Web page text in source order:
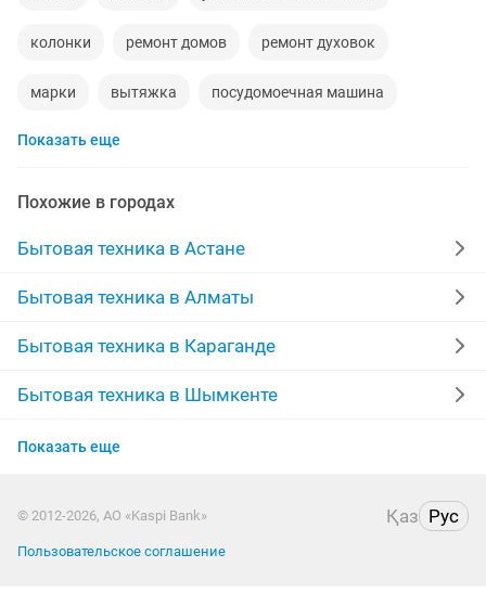
колонки ремонт домов ремонт духовок
марки вытяжка посудомоечная машина
кронштейн
установка кронштейнов ремонт техник
мультиварки ремонт виде
ремонт плиты быстрый ремонт
ремонт посудомоечных морозильная камер
запчасти стиральной машины
Показать еще
Похожие в городах
Бытовая техника в Астане
Бытовая техника в Алматы
Бытовая техника в Караганде
Бытовая техника в Шымкенте
Бытовая техника в Усть-Каменогорске
Бытовая техника в Актау
Показать еще
© 2012-2026, АО «Kaspi Bank» Қаз Рус
Пользовательское соглашение